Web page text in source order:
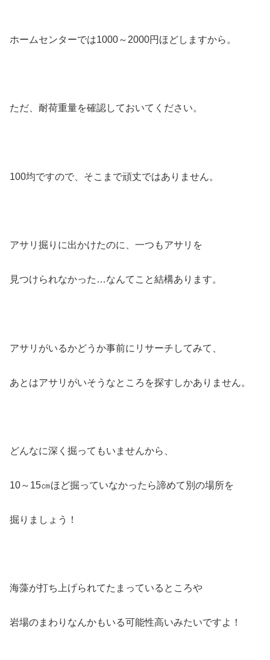
ホームセンターでは1000～2000円ほどしますから。
ただ、耐荷重量を確認しておいてください。
100均ですので、そこまで頑丈ではありません。
アサリ掘りに出かけたのに、一つもアサリを
見つけられなかった…なんてこと結構あります。
アサリがいるかどうか事前にリサーチしてみて、
あとはアサリがいそうなところを探すしかありません。
どんなに深く掘ってもいませんから、
10～15㎝ほど掘っていなかったら諦めて別の場所を
掘りましょう！
海藻が打ち上げられてたまっているところや
岩場のまわりなんかもいる可能性高いみたいですよ！